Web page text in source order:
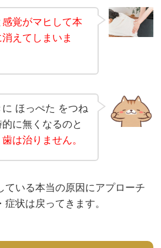
感覚がマヒして本
えてしまいま
ほっぺた をつね
に無くなるのと
は治りません。
ている本当の原因にアプローチ
状は戻ってきます。